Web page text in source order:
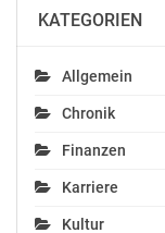
Marktbericht 2017
April 19, 2018
Wohnimmobilien
KATEGORIEN
Allgemein
Chronik
Finanzen
Karriere
Kultur